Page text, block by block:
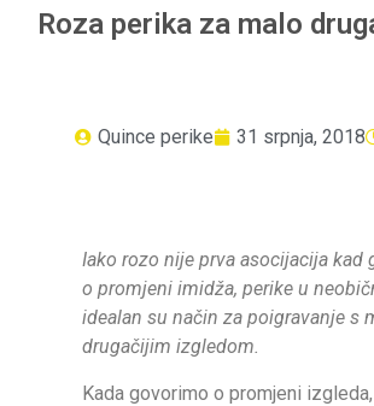
Roza perika za malo
Quince perike 31 srpnja, 2018
Iako rozo nije prva asocijacija kad
o promjeni imidža, perike u
idealan su način za poigravanje s
drugačijim izgledom.
Kada govorimo o promjeni